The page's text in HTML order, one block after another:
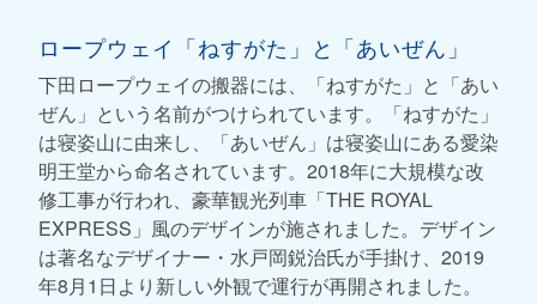
ロープウェイ「ねすがた」と「あいぜん」
下田ロープウェイの搬器には、「ねすがた」と「あい
ぜん」という名前がつけられています。「ねすがた」
は寝姿山に由来し、「あいぜん」は寝姿山にある愛染
明王堂から命名されています。2018年に大規模な改
修工事が行われ、豪華観光列車「THE ROYAL
EXPRESS」風のデザインが施されました。デザイン
は著名なデザイナー・水戸岡鋭治氏が手掛け、2019
年8月1日より新しい外観で運行が再開されました。